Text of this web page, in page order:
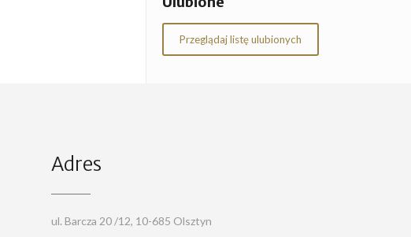
Przeglądaj listę ulubionych
Adres
ul. Barcza 20 /12, 10-685 Olsztyn